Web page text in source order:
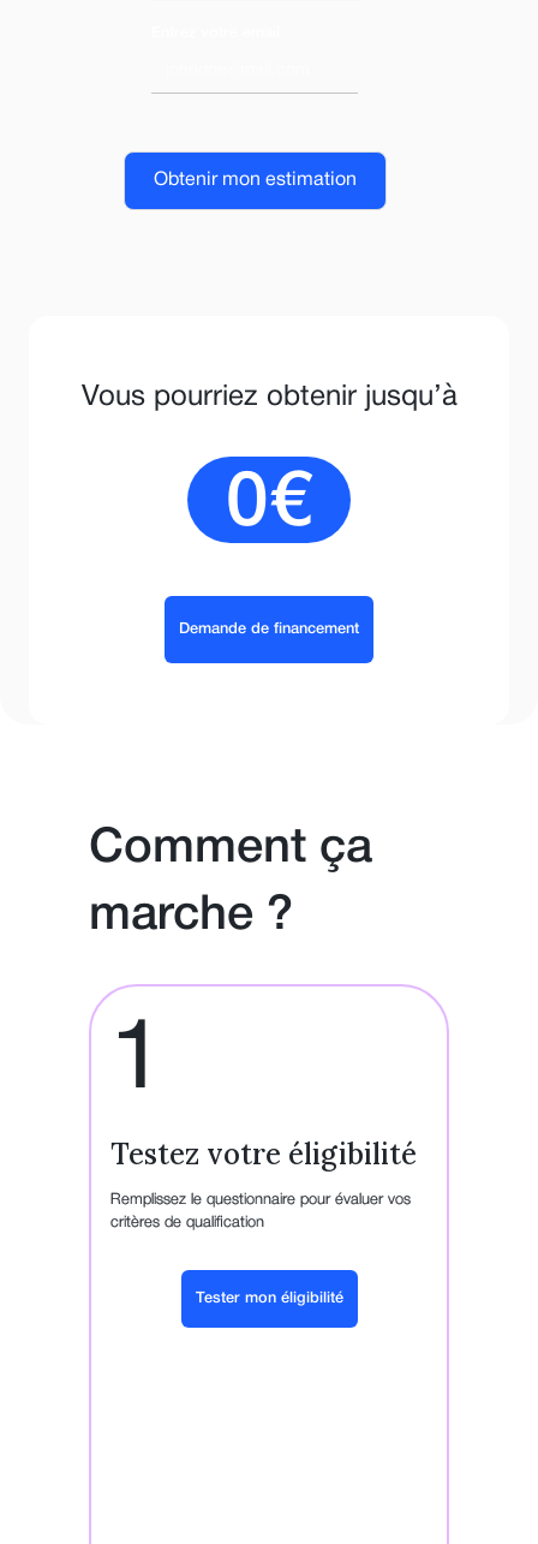
Vous pourriez obtenir jusqu’à
0€
Demande de financement
Comment ça
marche ?
1
Testez votre éligibilité
Remplissez le questionnaire pour évaluer vos
critères de qualification
Tester mon éligibilité